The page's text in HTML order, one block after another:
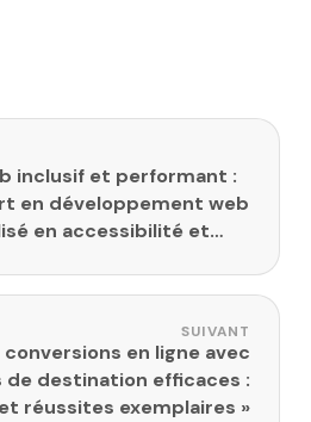
l’article
inclusif et performant :
en développement web
en accessibilité et
SUIVANT
en ligne avec
de destination efficaces :
réussites exemplaires »